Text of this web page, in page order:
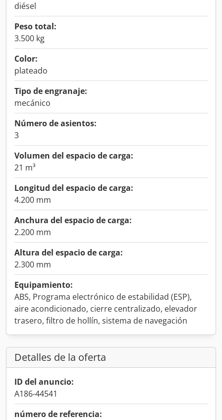
diésel
Peso total:
3.500 kg
Color:
plateado
Tipo de engranaje:
mecánico
Número de asientos:
3
Volumen del espacio de carga:
21 m³
Longitud del espacio de carga:
4.200 mm
Anchura del espacio de carga:
2.200 mm
Altura del espacio de carga:
2.300 mm
Equipamiento:
ABS, Programa electrónico de estabilidad (ESP),
aire acondicionado, cierre centralizado, elevador
trasero, filtro de hollín, sistema de navegación
Detalles de la oferta
ID del anuncio:
A186-44541
número de referencia: